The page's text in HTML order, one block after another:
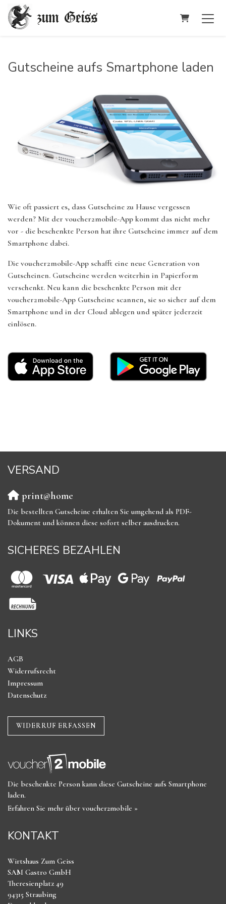
Warenkorb
Gutscheine aufs Smartphone laden
Wie oft passiert es, dass Gutscheine zu Hause vergessen
werden? Mit der voucher2mobile-App kommt das nicht mehr
vor - die beschenkte Person hat ihre Gutscheine immer auf dem
Smartphone dabei.
Die voucher2mobile-App schafft eine neue Generation von
Gutscheinen. Gutscheine werden weiterhin in Papierform
verschenkt. Neu kann die beschenkte Person mit der
voucher2mobile-App Gutscheine scannen, sie so sicher auf dem
Smartphone und in der Cloud ablegen und später jederzeit
einlösen.
VERSAND
print@home
Die bestellten Gutscheine erhalten Sie umgehend als PDF-
Dokument und können diese sofort selber ausdrucken.
SICHERES BEZAHLEN
LINKS
AGB
Widerrufsrecht
Impressum
Datenschutz
WIDERRUF ERFASSEN
Die beschenkte Person kann diese Gutscheine aufs Smartphone
laden.
Erfahren Sie mehr über voucher2mobile »
KONTAKT
Wirtshaus Zum Geiss
SAM Gastro GmbH
Theresienplatz 49
94315 Straubing